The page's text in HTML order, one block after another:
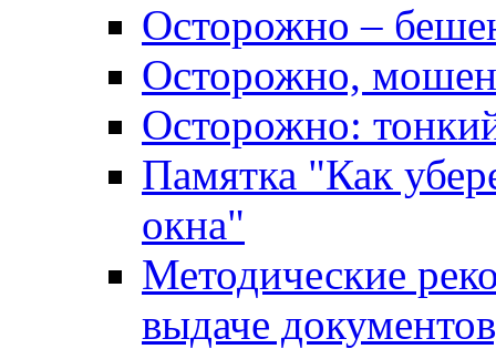
Осторожно –
Осторожно,
Осторожно:
Памятка "Как
окна"
Методические
выдаче